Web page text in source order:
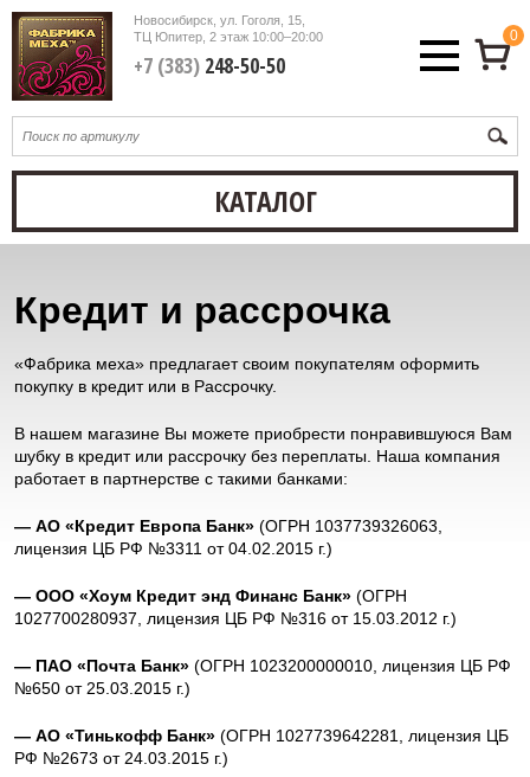
Новосибирск, ул. Гоголя, 15,
ТЦ Юпитер, 2 этаж10:00–20:00
+7 (383)248-50-50
0
КАТАЛОГ
Кредит и рассрочка
«Фабрика меха» предлагает своим покупателям оформить
покупку в кредит или в Рассрочку.
В нашем магазине Вы можете приобрести понравившуюся Вам
шубку в кредит или рассрочку без переплаты. Наша компания
работает в партнерстве с такими банками:
— АО «Кредит Европа Банк» (ОГРН 1037739326063,
лицензия ЦБ РФ №3311 от 04.02.2015 г.)
— ООО «Хоум Кредит энд Финанс Банк» (ОГРН
1027700280937, лицензия ЦБ РФ №316 от 15.03.2012 г.)
— ПАО «Почта Банк» (ОГРН 1023200000010, лицензия ЦБ РФ
№650 от 25.03.2015 г.)
— АО «Тинькофф Банк» (ОГРН 1027739642281, лицензия ЦБ
РФ №2673 от 24.03.2015 г.)